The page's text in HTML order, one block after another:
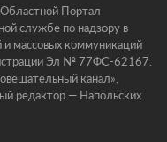
Портал
службе по надзору в
и массовых коммуникаций
Эл № 77ФС-62167.
канал»,
редактор — Напольских